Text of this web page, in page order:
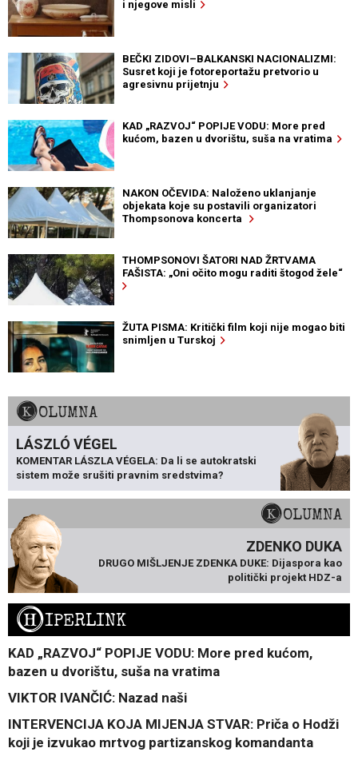
i njegove misli
BEČKI ZIDOVI–BALKANSKI NACIONALIZMI:
Susret koji je fotoreportažu pretvorio u
agresivnu prijetnju
KAD „RAZVOJ“ POPIJE VODU: More pred
kućom, bazen u dvorištu, suša na vratima
NAKON OČEVIDA: Naloženo uklanjanje
objekata koje su postavili organizatori
Thompsonova koncerta
THOMPSONOVI ŠATORI NAD ŽRTVAMA
FAŠISTA: „Oni očito mogu raditi štogod žele“
ŽUTA PISMA: Kritički film koji nije mogao biti
snimljen u Turskoj
KOLUMNA
LÁSZLÓ VÉGEL
KOMENTAR LÁSZLA VÉGELA: Da li se autokratski
sistem može srušiti pravnim sredstvima?
KOLUMNA
ZDENKO DUKA
DRUGO MIŠLJENJE ZDENKA DUKE: Dijaspora kao
politički projekt HDZ-a
HIPERLINK
KAD „RAZVOJ“ POPIJE VODU: More pred kućom,
bazen u dvorištu, suša na vratima
VIKTOR IVANČIĆ: Nazad naši
INTERVENCIJA KOJA MIJENJA STVAR: Priča o Hodži
koji je izvukao mrtvog partizanskog komandanta